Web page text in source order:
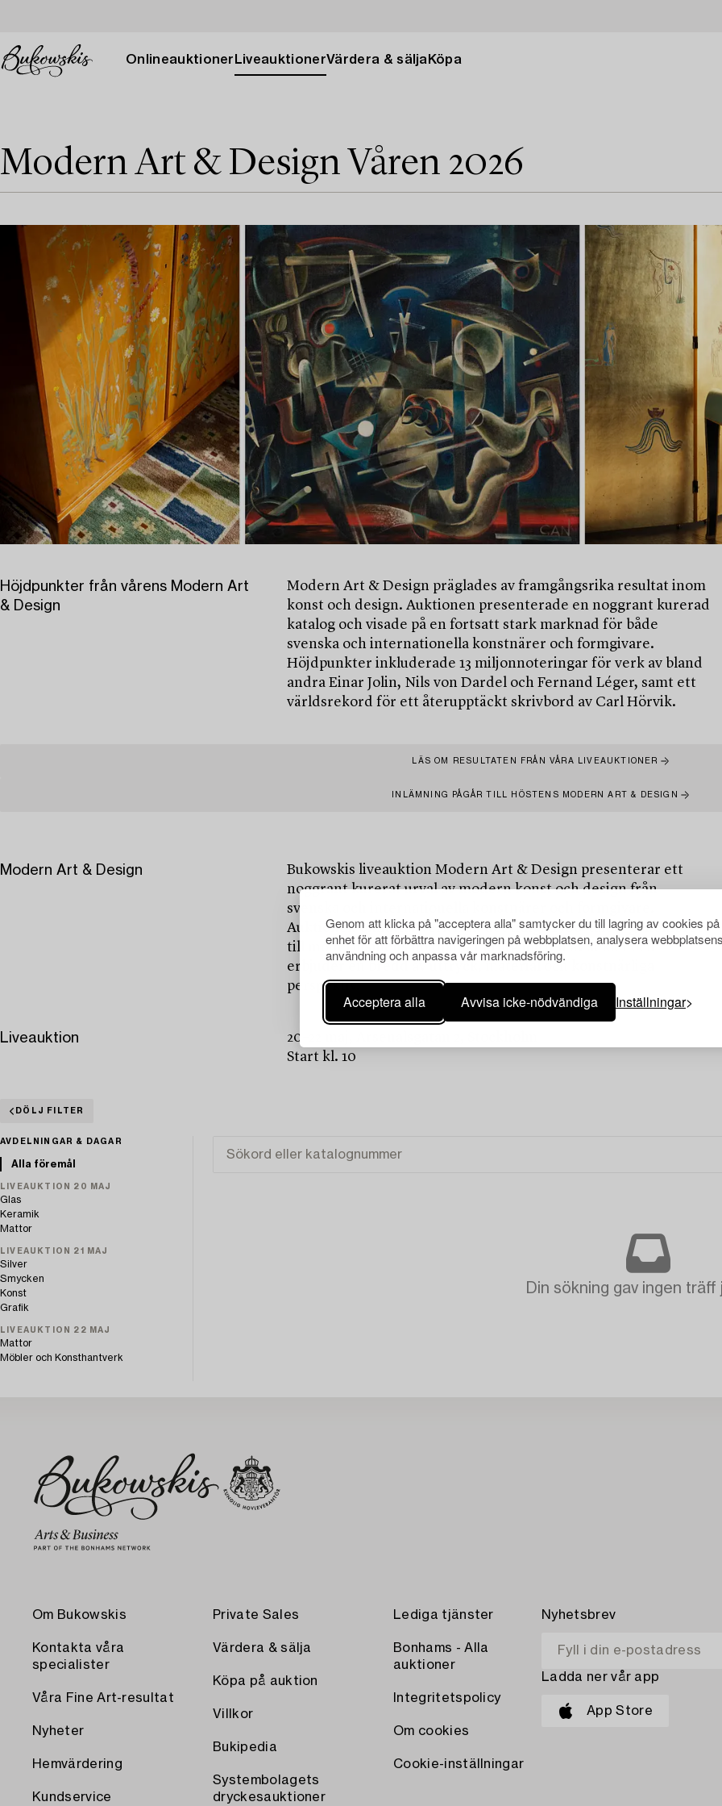
Genom att klicka på "acceptera alla" samtycker du till lagring av cookies
enhet för att förbättra navigeringen på webbplatsen, analysera webbplatsens
användning och anpassa vår marknadsföring.
Acceptera alla Avvisa icke-nödvändiga Inställningar
Onlineauktioner LiveauktionerVärdera & sälja Köpa
Modern Art & Design Våren 2026
Höjdpunkter från vårens Modern Art
& Design
Modern Art & Design präglades av framgångsrika resultat inom
konst och design. Auktionen presenterade en noggrant kurerad
katalog och visade på en fortsatt stark marknad för både
svenska och internationella konstnärer och formgivare.
Höjdpunkter inkluderade 13 miljonnoteringar för verk av bland
andra Einar Jolin, Nils von Dardel och Fernand Léger, samt ett
världsrekord för ett återupptäckt skrivbord av Carl Hörvik.
LÄS OM RESULTATEN FRÅN VÅRA LIVEAUKTIONER
INLÄMNING PÅGÅR TILL HÖSTENS MODERN ART & DESIGN
Modern Art & Design
Bukowskis liveauktion Modern Art & Design presenterar ett
noggrant kurerat urval av modern konst och design från
svenska och internationella konstnärer och formgivare.
Auktionen omfattar verk från det tidiga 1900-talets genombrott
till modernismens höjdpunkt kring mitten av seklet och
erbjuder en bredd av uttryck, material och konstnärliga
perspektiv.
Liveauktion
20–22 maj, Arsenalsgatan 2, Stockholm
Start kl. 10
DÖLJ FILTER
AVDELNINGAR & DAGAR
Alla föremål
LIVEAUKTION 20 MAJ
Glas
Keramik
Mattor
LIVEAUKTION 21 MAJ
Silver
Smycken
Konst
Grafik
LIVEAUKTION 22 MAJ
Mattor
Möbler och Konsthantverk
Din sökning gav ingen träff
Om Bukowskis
Kontakta våra
specialister
Våra Fine Art-resultat
Nyheter
Hemvärdering
Kundservice
Private Sales
Värdera & sälja
Köpa på auktion
Villkor
Bukipedia
Systembolagets
dryckesauktioner
Lediga tjänster
Bonhams - Alla
auktioner
Integritetspolicy
Om cookies
Cookie-inställningar
Nyhetsbrev
Ladda ner vår app
App Store